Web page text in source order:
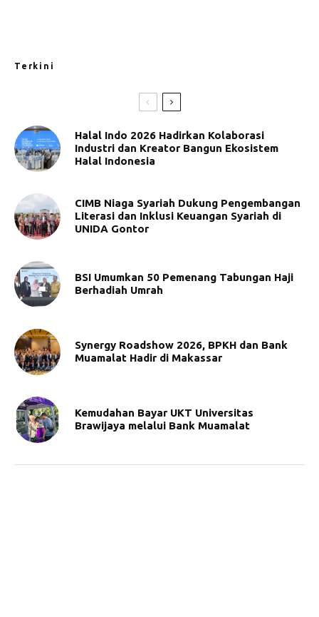
Terkini
Halal Indo 2026 Hadirkan Kolaborasi
Industri dan Kreator Bangun Ekosistem
Halal Indonesia
CIMB Niaga Syariah Dukung Pengembangan
Literasi dan Inklusi Keuangan Syariah di
UNIDA Gontor
BSI Umumkan 50 Pemenang Tabungan Haji
Berhadiah Umrah
Synergy Roadshow 2026, BPKH dan Bank
Muamalat Hadir di Makassar
Kemudahan Bayar UKT Universitas
Brawijaya melalui Bank Muamalat